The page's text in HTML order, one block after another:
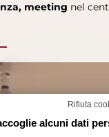
meeting nel
Rifiuta
alcuni dati